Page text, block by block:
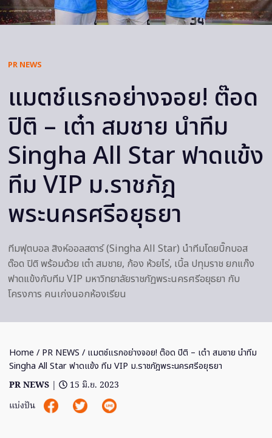
PR NEWS
แมตช์แรกอย่างจอย! ต๊อด
ปิติ – เต๋า สมชาย นำทีม
Singha All Star ฟาดแข้ง
ทีม VIP ม.ราชภัฎ
พระนครศรีอยุธยา
ทีมฟุตบอล สิงห์ออลสตาร์ (Singha All Star) นำทีมโดยบิ๊กบอส
ต๊อด ปิติ พร้อมด้วย เต๋า สมชาย, ก้อง ห้วยไร่, เบิ้ล ปทุมราช ยกแก๊ง
ฟาดแข้งกับทีม VIP มหาวิทยาลัยราชภัฏพระนครศรีอยุธยา กับ
โครงการ คนเก่งนอกห้องเรียน
Home / PR NEWS / แมตช์แรกอย่างจอย! ต๊อด ปิติ – เต๋า สมชาย นำทีม
Singha All Star ฟาดแข้ง ทีม VIP ม.ราชภัฎพระนครศรีอยุธยา
PR NEWS |
15 มิ.ย. 2023
แบ่งปัน